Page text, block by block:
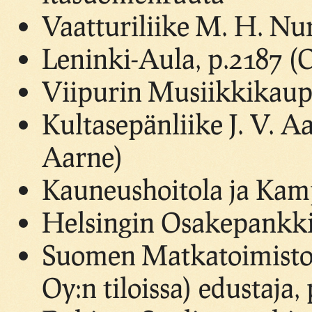
Vaatturiliike M. H.
Leninki-Aula, p.2187
Viipurin
Kultasepänliike J. V.
Aarne)
Kauneushoitola ja
Helsingin
Suomen
Oy:n tiloissa) edustaja,